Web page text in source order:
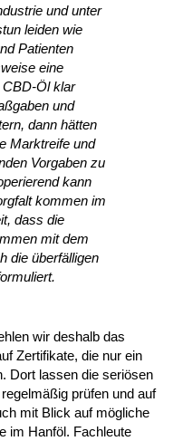
und unter
leiden wie
Patienten
eine
Öl klar
und
dann hätten
Marktreife und
Vorgaben zu
kann
kommen im
dass die
mit dem
die überfälligen
wir deshalb das
Zertifikate, die nur ein
Dort lassen die seriösen
prüfen und auf
mit Blick auf mögliche
im Hanföl. Fachleute